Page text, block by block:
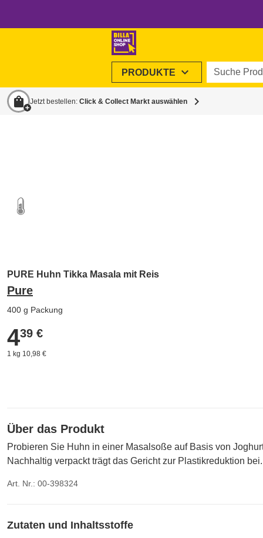
PRODUKTE expand_more Suche
shopping_bag Jetzt bestellen: Click & Collect Markt auswählen chevron_right
PURE Huhn Tikka Masala mit Reis
Pure
400 g Packung
4,39 €
439 €
1 kg 10,98 €
Über das Produkt
Probieren Sie Huhn in einer Masalsoße auf Basis von
Nachhaltig verpackt trägt das Gericht zur Plastikreduktion bei.
Art. Nr.: 00-398324
Zutaten und Inhaltsstoffe